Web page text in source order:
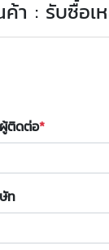
า : รับซื้อเ
ติดต่อ
ท